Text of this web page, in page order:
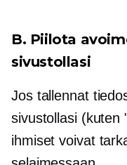
B. Piilota
sivustollasi
Jos tallennat
sivustollasi (kuten
ihmiset voivat